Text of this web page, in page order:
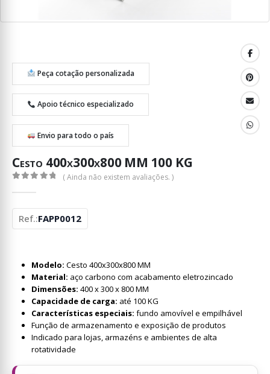
Peça cotação personalizada
Apoio técnico especializado
Envio para todo o país
Cesto 400x300x800 MM 100 KG
( Ainda não existem avaliações. )
Ref.:FAPP0012
Modelo: Cesto 400x300x800 MM
Material: aço carbono com acabamento eletrozincado
Dimensões: 400 x 300 x 800 MM
Capacidade de carga: até 100 KG
Características especiais: fundo amovível e empilhável
Função de armazenamento e exposição de produtos
Indicado para lojas, armazéns e ambientes de alta
rotatividade